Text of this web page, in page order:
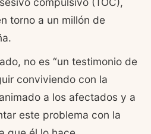
torno a un millón de
no es “un testimonio de
conviviendo con la
a los afectados y a
este problema con la